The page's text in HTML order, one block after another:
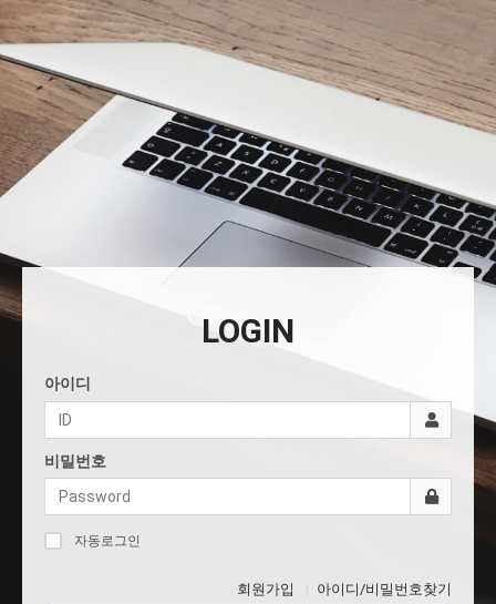
LOGIN
아이디
비밀번호
자동로그인
회원가입 아이디/비밀번호찾기